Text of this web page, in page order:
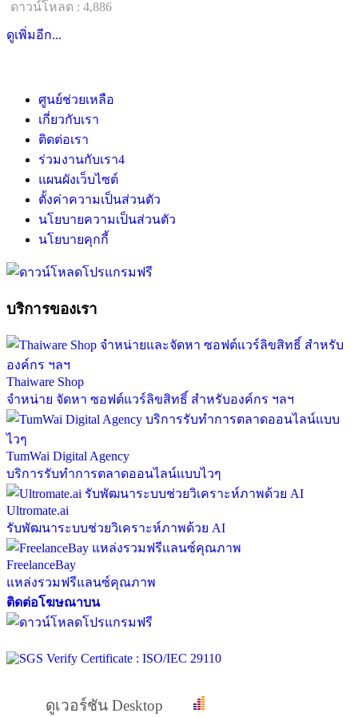
ดาวน์โหลด : 4,886
ดูเพิ่มอีก...
ศูนย์ช่วยเหลือ
เกี่ยวกับเรา
ติดต่อเรา
ร่วมงานกับเรา4
แผนผังเว็บไซต์
ตั้งค่าความเป็นส่วนตัว
นโยบายความเป็นส่วนตัว
นโยบายคุกกี้
บริการของเรา
Thaiware Shop
จำหน่าย จัดหา ซอฟต์แวร์ลิขสิทธิ์ สำหรับองค์กร ฯลฯ
TumWai Digital Agency
บริการรับทำการตลาดออนไลน์แบบไวๆ
Ultromate.ai
รับพัฒนาระบบช่วยวิเคราะห์ภาพด้วย AI
FreelanceBay
แหล่งรวมฟรีแลนซ์คุณภาพ
ติดต่อโฆษณาบน
ดูเวอร์ชัน Desktop